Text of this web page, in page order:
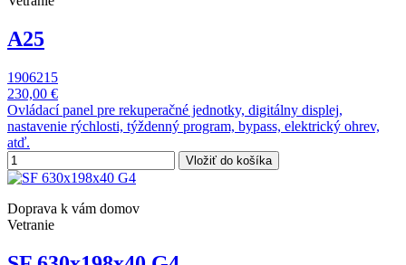
A25
1906215
230,00 €
Ovládací panel pre rekuperačné jednotky, digitálny displej,
nastavenie rýchlosti, týždenný program, bypass, elektrický ohrev,
atď.
Vložiť do košíka
Doprava k vám domov
Vetranie